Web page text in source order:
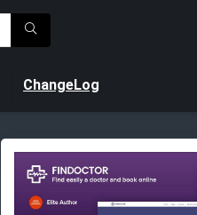
ChangeLog